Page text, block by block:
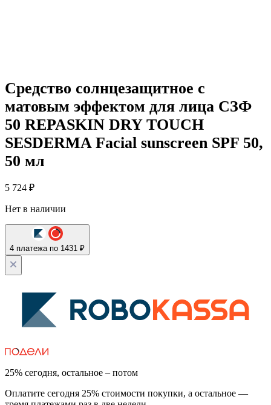
Средство солнцезащитное с
матовым эффектом для лица СЗФ
50 REPASKIN DRY TOUCH
SESDERMA Facial sunscreen SPF 50,
50 мл
5 724 ₽
Нет в наличии
4 платежа по 1431 ₽
25% сегодня, остальное – потом
Оплатите сегодня 25% стоимости покупки, а остальное —